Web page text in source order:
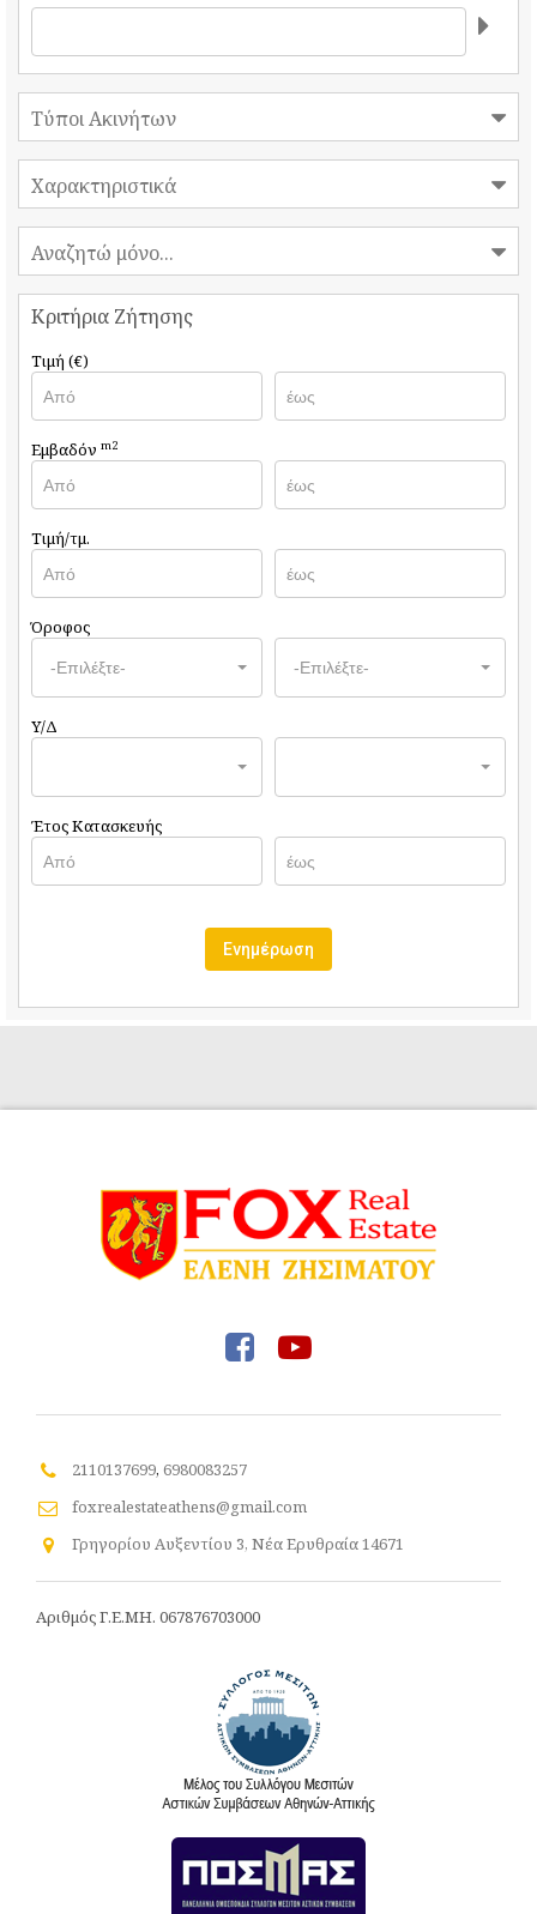
Τύποι Ακινήτων
Χαρακτηριστικά
Αναζητώ μόνο...
Κριτήρια Ζήτησης
Τιμή (€)
Εμβαδόν m2
Τιμή/τμ.
Όροφος
-Επιλέξτε- -Επιλέξτε-
Υ/Δ
Έτος Κατασκευής
Ενημέρωση
2110137699, 6980083257
foxrealestateathens@gmail.com
Γρηγορίου Αυξεντίου 3, Νέα Ερυθραία 14671
Αριθμός Γ.Ε.ΜΗ. 067876703000